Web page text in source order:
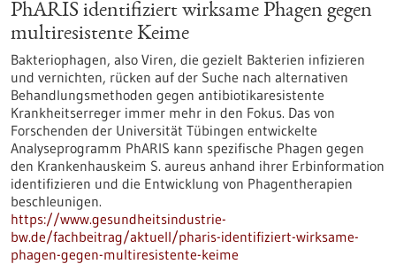
PhARIS identifiziert wirksame Phagen gegen
multiresistente Keime
Bakteriophagen, also Viren, die gezielt Bakterien infizieren
und vernichten, rücken auf der Suche nach alternativen
Behandlungsmethoden gegen antibiotikaresistente
Krankheitserreger immer mehr in den Fokus. Das von
Forschenden der Universität Tübingen entwickelte
Analyseprogramm PhARIS kann spezifische Phagen gegen
den Krankenhauskeim S. aureus anhand ihrer Erbinformation
identifizieren und die Entwicklung von Phagentherapien
beschleunigen.
https://www.gesundheitsindustrie-
bw.de/fachbeitrag/aktuell/pharis-identifiziert-wirksame-
phagen-gegen-multiresistente-keime